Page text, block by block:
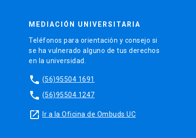
MEDIACIÓN UNIVERSITARIA
Teléfonos para orientación y consejo si
se ha vulnerado alguno de tus derechos
en la universidad.
phone (56)95504 1691
phone (56)95504 1247
launch Ir a la Oficina de Ombuds UC